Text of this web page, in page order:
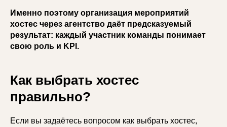
Именно поэтому организация мероприятий
хостес через агентство даёт предсказуемый
результат: каждый участник команды понимает
свою роль и KPI.
Как выбрать хостес
правильно?
Если вы задаётесь вопросом как выбрать хостес,